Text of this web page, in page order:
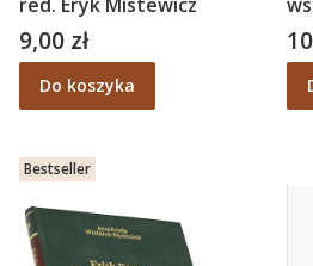
Cena
9,00 zł
Do koszyka
Cena
Bestseller